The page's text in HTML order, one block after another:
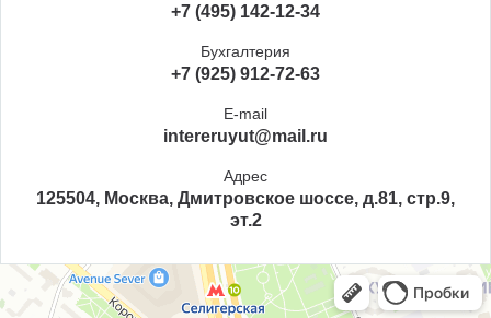
+7 (495) 142-12-34
Бухгалтерия
+7 (925) 912-72-63
E-mail
intereruyut@mail.ru
Адрес
125504, Москва, Дмитровское шоссе, д.81, стр.9,
эт.2